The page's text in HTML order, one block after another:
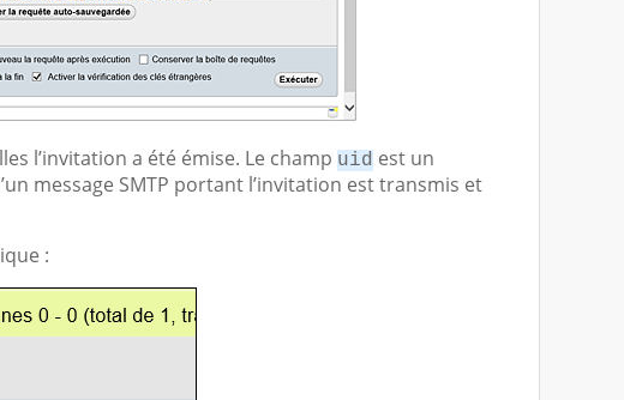
l’invitation a été émise. Le champ uid est un
message SMTP portant l’invitation est transmis et
: